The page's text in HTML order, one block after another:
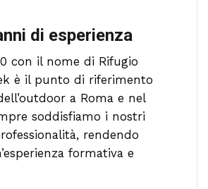
di esperienza
con il nome di Rifugio
è il punto di riferimento
a Roma e nel
soddisfiamo i nostri
rendendo
formativa e